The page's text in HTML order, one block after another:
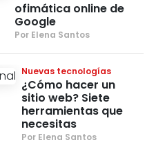
ofimática online de
Google
Por Elena Santos
Nuevas tecnologías
¿Cómo hacer un
sitio web? Siete
herramientas que
necesitas
Por Elena Santos